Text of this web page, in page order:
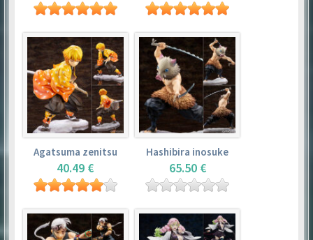
Agatsuma zenitsu
40.49 €
Hashibira inosuke
65.50 €